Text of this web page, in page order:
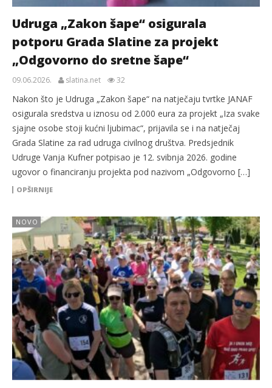
Udruga „Zakon šape“ osigurala
potporu Grada Slatine za projekt
„Odgovorno do sretne šape“
09.06.2026. slatina.net 32
Nakon što je Udruga „Zakon šape“ na natječaju tvrtke JANAF
osigurala sredstva u iznosu od 2.000 eura za projekt „Iza svake
sjajne osobe stoji kućni ljubimac“, prijavila se i na natječaj
Grada Slatine za rad udruga civilnog društva. Predsjednik
Udruge Vanja Kufner potpisao je 12. svibnja 2026. godine
ugovor o financiranju projekta pod nazivom „Odgovorno […]
OPŠIRNIJE
NOVO